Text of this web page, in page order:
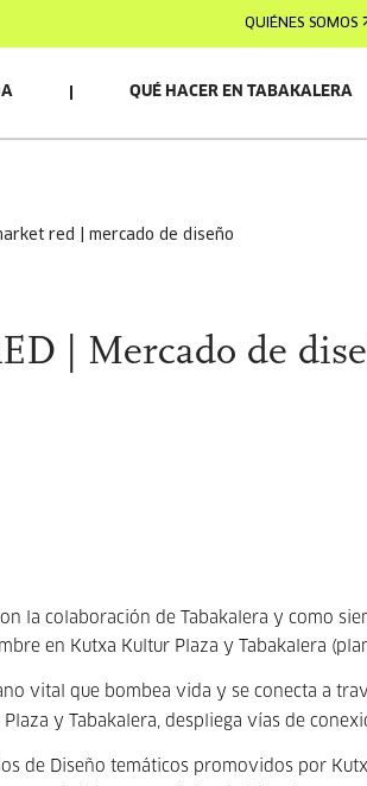
QUIÉNES SOMOS
QUÉ HACER EN TABAKALERA
red | mercado de diseño
| Mercado de
la colaboración de Tabakalera y como
en Kutxa Kultur Plaza y Tabakalera
vital que bombea vida y se conecta a
y Tabakalera, despliega vías de
de Diseño temáticos promovidos por